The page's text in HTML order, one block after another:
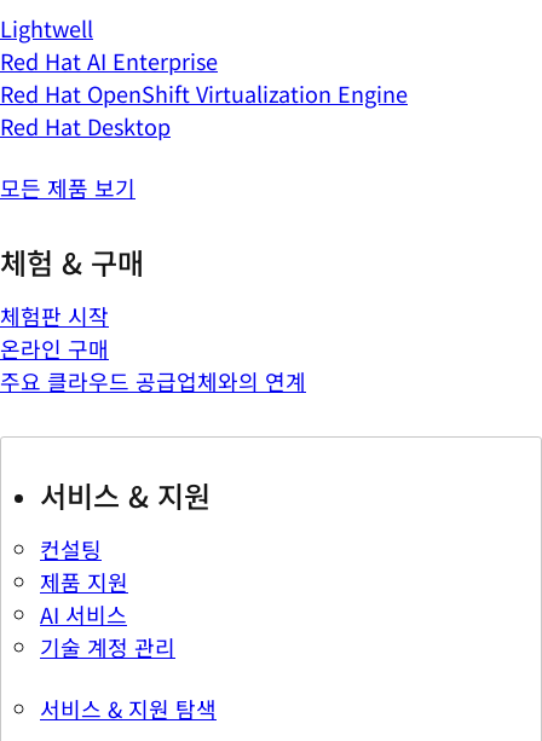
Lightwell
Red Hat AI Enterprise
Red Hat OpenShift Virtualization Engine
Red Hat Desktop
모든 제품 보기
체험 & 구매
체험판 시작
온라인 구매
주요 클라우드 공급업체와의 연계
서비스 & 지원
컨설팅
제품 지원
AI 서비스
기술 계정 관리
서비스 & 지원 탐색